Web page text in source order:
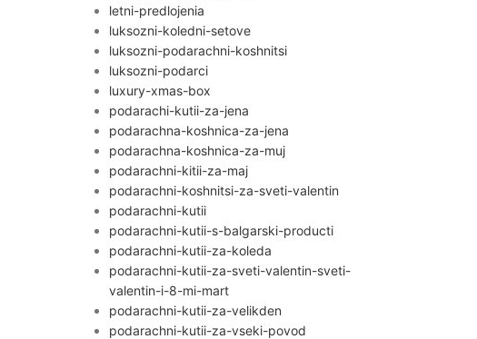
letni-predlojenia
luksozni-koledni-setove
luksozni-podarachni-koshnitsi
luksozni-podarci
luxury-xmas-box
podarachi-kutii-za-jena
podarachna-koshnica-za-jena
podarachna-koshnica-za-muj
podarachni-kitii-za-maj
podarachni-koshnitsi-za-sveti-valentin
podarachni-kutii
podarachni-kutii-s-balgarski-producti
podarachni-kutii-za-koleda
podarachni-kutii-za-sveti-valentin-sveti-
valentin-i-8-mi-mart
podarachni-kutii-za-velikden
podarachni-kutii-za-vseki-povod